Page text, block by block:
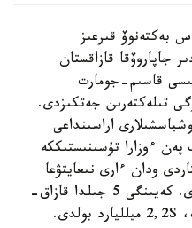
بەكتەنوۆ قىرعىز
جاپاروۆقا قازاقستان
قاسىم-جومارت
تىلەكتەرىن جەتكىزدى.
اراسىنداعى
ءوزارا تۇسىنىستىككە
ودان ءارى نىعايتۋعا
ىقپال ەتىپ وتىرعانى اتاپ ءوتىلدى. كەيىنگى 5 جىلدا قازاق-